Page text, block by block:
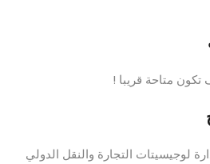
تكون متاحة قريبا !
لوجيسيتات التجارة والنقل الدولي